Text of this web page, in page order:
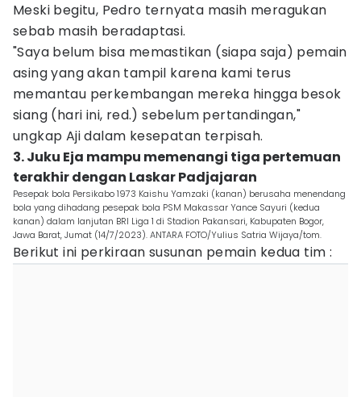
Meski begitu, Pedro ternyata masih meragukan
sebab masih beradaptasi.
"Saya belum bisa memastikan (siapa saja) pemain
asing yang akan tampil karena kami terus
memantau perkembangan mereka hingga besok
siang (hari ini, red.) sebelum pertandingan,"
ungkap Aji dalam kesepatan terpisah.
3. Juku Eja mampu memenangi tiga pertemuan
terakhir dengan Laskar Padjajaran
Pesepak bola Persikabo 1973 Kaishu Yamzaki (kanan) berusaha menendang
bola yang dihadang pesepak bola PSM Makassar Yance Sayuri (kedua
kanan) dalam lanjutan BRI Liga 1 di Stadion Pakansari, Kabupaten Bogor,
Jawa Barat, Jumat (14/7/2023). ANTARA FOTO/Yulius Satria Wijaya/tom.
Berikut ini perkiraan susunan pemain kedua tim :